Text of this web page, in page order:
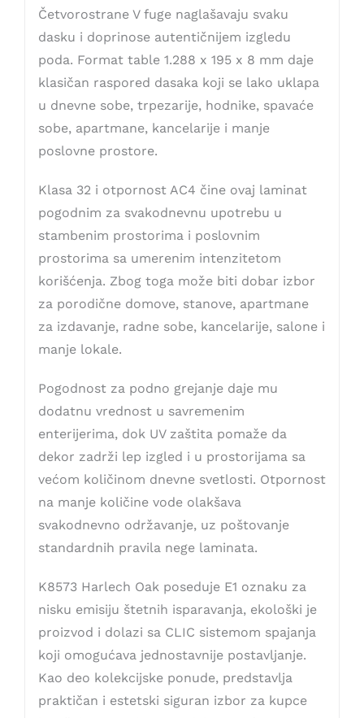
Četvorostrane V fuge naglašavaju svaku
dasku i doprinose autentičnijem izgledu
poda. Format table 1.288 x 195 x 8 mm daje
klasičan raspored dasaka koji se lako uklapa
u dnevne sobe, trpezarije, hodnike, spavaće
sobe, apartmane, kancelarije i manje
poslovne prostore.
Klasa 32 i otpornost AC4 čine ovaj laminat
pogodnim za svakodnevnu upotrebu u
stambenim prostorima i poslovnim
prostorima sa umerenim intenzitetom
korišćenja. Zbog toga može biti dobar izbor
za porodične domove, stanove, apartmane
za izdavanje, radne sobe, kancelarije, salone i
manje lokale.
Pogodnost za podno grejanje daje mu
dodatnu vrednost u savremenim
enterijerima, dok UV zaštita pomaže da
dekor zadrži lep izgled i u prostorijama sa
većom količinom dnevne svetlosti. Otpornost
na manje količine vode olakšava
svakodnevno održavanje, uz poštovanje
standardnih pravila nege laminata.
K8573 Harlech Oak poseduje E1 oznaku za
nisku emisiju štetnih isparavanja, ekološki je
proizvod i dolazi sa CLIC sistemom spajanja
koji omogućava jednostavnije postavljanje.
Kao deo kolekcijske ponude, predstavlja
praktičan i estetski siguran izbor za kupce